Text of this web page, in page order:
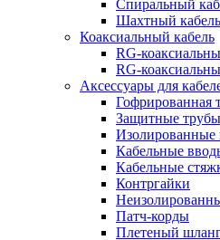
Спиральный
Шахтный кабель
Коаксиальный кабель
RG-
RG-
Аксессуары для
Гофрированная
Защитные трубы
Изолированные
Кабельные
Кабельные
Контргайки
Патч-корды
Плетеный